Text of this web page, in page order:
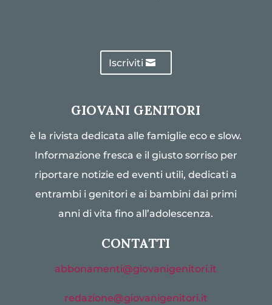
Iscriviti
GIOVANI GENITORI
è la rivista dedicata alle famiglie eco e slow.
Informazione fresca e il giusto sorriso per
riportare notizie ed eventi utili, dedicati a
entrambi i genitori e ai bambini dai primi
anni di vita fino all’adolescenza.
CONTATTI
abbonamenti@giovanigenitori.it
redazione@giovanigenitori.it